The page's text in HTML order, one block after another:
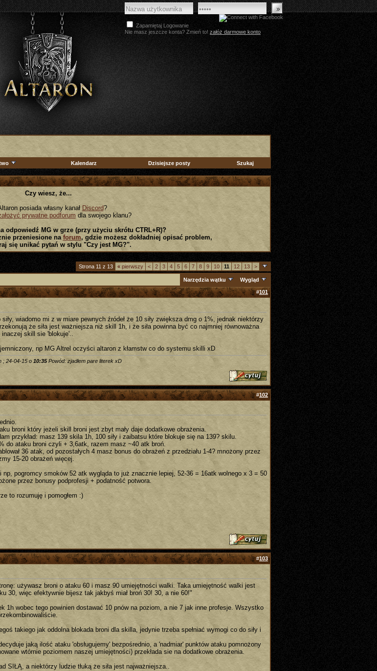
Zapamiętaj Logowanie
Nie masz jeszcze konta? Zmień to! załóż darmowe konto
Kalendarz Dzisiejsze posty Szukaj
Czy wiesz, że...
posiada własny kanałDiscord?
prywatne podforum dla swojego klanu?
odpowiedź MG w grze (przy użyciu skrótu CTRL+R)?
przeniesione naforum, gdzie możesz dokładniej opisać problem,
się unikać pytań w stylu "Czy jest MG?".
Strona 11 z 13 « pierwszy < 2 3 4 5 6 7 8 9 10 11 12 13 >
Narzędzia wątku Wygląd
#101
wiadomo mi z w miare pewnych źródeł że 10 siły zwiększa dmg o 1%, jednak niektórzy
że siła jest ważniejsza niż skill 1h, i że siła powinna być co najmniej równoważna
inaczej skill sie 'blokuje'..
np MG Altrel oczyści altaron z kłamstw co do systemu skilli xD
; 24-04-15 o 10:35Powód: zjadłem pare literek xD
#102
broni który jeżeli skill broni jest zbyt mały daje dodatkowe obrażenia.
przykład: masz 139 skila 1h, 100 siły i zaibatsu które blokuje się na 139? skilu.
do ataku broni czyli + 3,6atk, razem masz ~40 atk broń.
36 atak, od pozostałych 4 masz bonus do obrażeń z przedziału 1-4? mnożony przez
15-20 obrażeń więcej.
np, pogromcy smoków 52 atk wygląda to już znacznie lepiej, 52-36 = 16atk wolnego x 3 = 50
przez bonusy podprofesji + podatność potwora.
to rozumuję i pomogłem :)
#103
używasz broni o ataku 60 i masz 90 umiejętności walki. Taka umiejętność walki jest
30, więc efektywnie bijesz tak jakbyś miał broń 30! 30, a nie 60!"
1h wobec tego powinien dostawać 10 pnów na poziom, a nie 7 jak inne profesje. Wszystko
takiego jak oddolna blokada broni dla skilla, jedynie trzeba spełniać wymogi co do siły i
jaką ilość ataku 'obsługujemy' bezpośrednio, a 'nadmiar' punktów ataku pomnożony
wtórnie poziomem naszej umiejętności) przekłada sie na dodatkowe obrażenia.
SIŁĄ, a niektórzy ludzie tłuką że siła jest najważniejsza..